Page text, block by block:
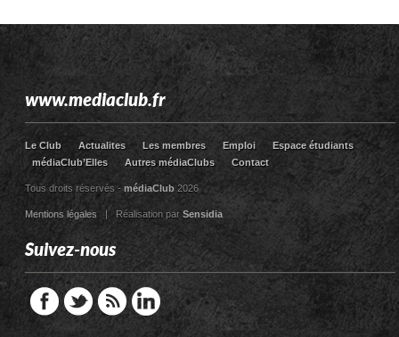
www.mediaclub.fr
Le Club Actualites Les membres Emploi
Espace étudiants
médiaClub’Elles
Autres médiaClubs Contact
Tous droits réservés -médiaClub 2026
Mentions légales| Réalisation parSensidia
Suivez-nous